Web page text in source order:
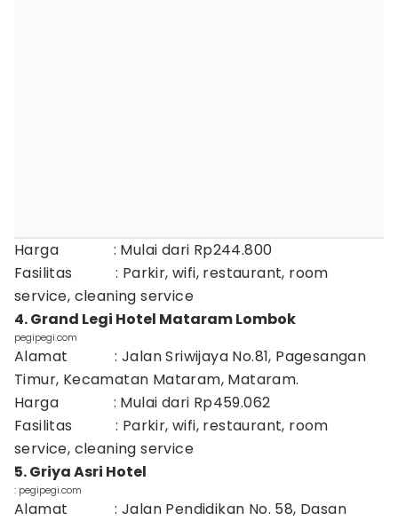
Harga : Mulai dari Rp244.800
Fasilitas : Parkir, wifi, restaurant, room
service, cleaning service
4. Grand Legi Hotel Mataram Lombok
pegipegi.com
Alamat : Jalan Sriwijaya No.81, Pagesangan
Timur, Kecamatan Mataram, Mataram.
Harga : Mulai dari Rp459.062
Fasilitas : Parkir, wifi, restaurant, room
service, cleaning service
5. Griya Asri Hotel
: pegipegi.com
Alamat : Jalan Pendidikan No. 58, Dasan